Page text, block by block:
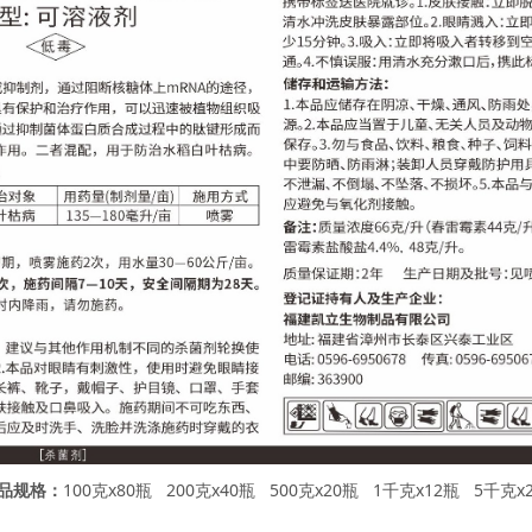
规格： 100克x80瓶 200克x40瓶 500克x20瓶 1千克x12瓶 5千克